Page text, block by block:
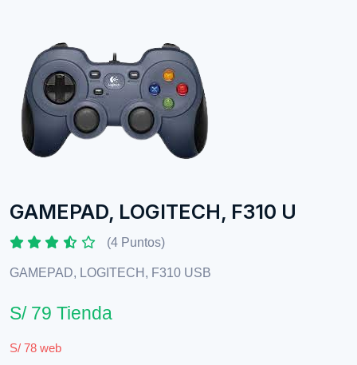
GAMEPAD, LOGITECH, F310 U
(4 Puntos)
GAMEPAD, LOGITECH, F310 USB
S/ 79 Tienda
S/ 78 web